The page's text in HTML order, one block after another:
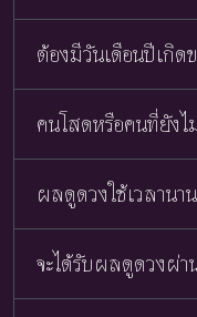
ต้องมีวันเดือนปีเกิด
คนโสดหรือคนที่ยัง
ผลดูดวงใช้เวลานาน
จะได้รับผลดูดวงผ่า